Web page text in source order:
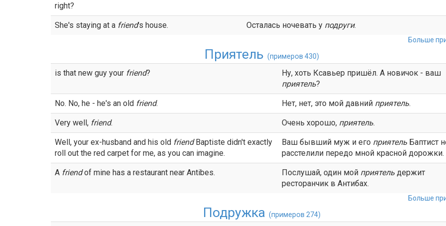
right?
She's staying at a friend's house. Осталась ночевать у подруги.
Больше
Приятель (примеров 430)
is that new guy your friend?
Ну, хоть Ксавьер пришёл. А новичок - ваш
приятель?
No. No, he - he's an old friend. Нет, нет, это мой давний приятель.
Very well, friend. Очень хорошо, приятель.
Well, your ex-husband and his old friendBaptiste didn't exactly
roll out the red carpet for me, as you can imagine.
Ваш бывший муж и его приятель Баптист
расстелили передо мной красной дорожки.
A friendof mine has a restaurant near Antibes. Послушай, один мой приятель держит
ресторанчик в Антибах.
Больше
Подружка (примеров 274)